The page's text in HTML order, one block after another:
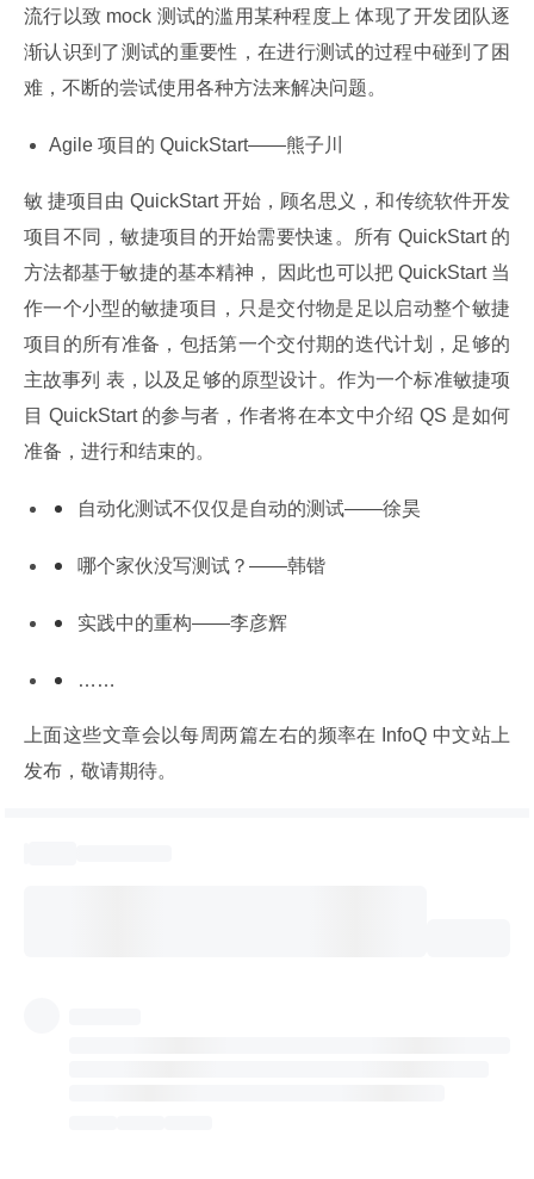
流行以致 mock 测试的滥用某种程度上 体现了开发团队逐
渐认识到了测试的重要性，在进行测试的过程中碰到了困
难，不断的尝试使用各种方法来解决问题。
Agile 项目的 QuickStart——熊子川
敏 捷项目由 QuickStart 开始，顾名思义，和传统软件开发
项目不同，敏捷项目的开始需要快速。所有 QuickStart 的
方法都基于敏捷的基本精神， 因此也可以把 QuickStart 当
作一个小型的敏捷项目，只是交付物是足以启动整个敏捷
项目的所有准备，包括第一个交付期的迭代计划，足够的
主故事列 表，以及足够的原型设计。作为一个标准敏捷项
目 QuickStart 的参与者，作者将在本文中介绍 QS 是如何
准备，进行和结束的。
自动化测试不仅仅是自动的测试——徐昊
哪个家伙没写测试？——韩锴
实践中的重构——李彦辉
……
上面这些文章会以每周两篇左右的频率在 InfoQ 中文站上
发布，敬请期待。